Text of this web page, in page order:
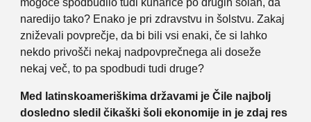
mogoče spodbudilo tudi kuharice po drugih šolah, da
naredijo tako? Enako je pri zdravstvu in šolstvu. Zakaj
zniževali povprečje, da bi bili vsi enaki, če si lahko
nekdo privošči nekaj nadpovprečnega ali doseže
nekaj več, to pa spodbudi tudi druge?
Med latinskoameriškima državami je Čile najbolj
dosledno sledil čikaški šoli ekonomije in je zdaj res